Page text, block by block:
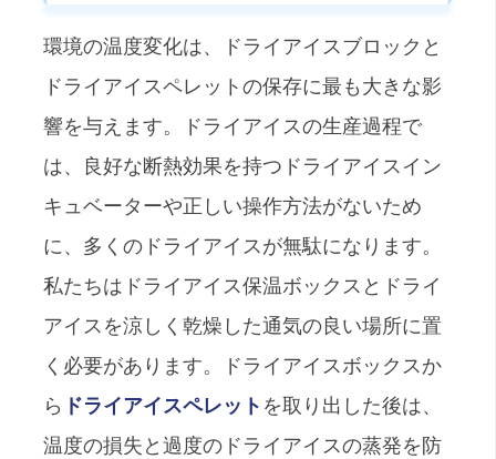
環境の温度変化は、ドライアイスブロックと
ドライアイスペレットの保存に最も大きな影
響を与えます。ドライアイスの生産過程で
は、良好な断熱効果を持つドライアイスイン
キュベーターや正しい操作方法がないため
に、多くのドライアイスが無駄になります。
私たちはドライアイス保温ボックスとドライ
アイスを涼しく乾燥した通気の良い場所に置
く必要があります。ドライアイスボックスか
ら ドライアイスペレット を取り出した後は、
温度の損失と過度のドライアイスの蒸発を防